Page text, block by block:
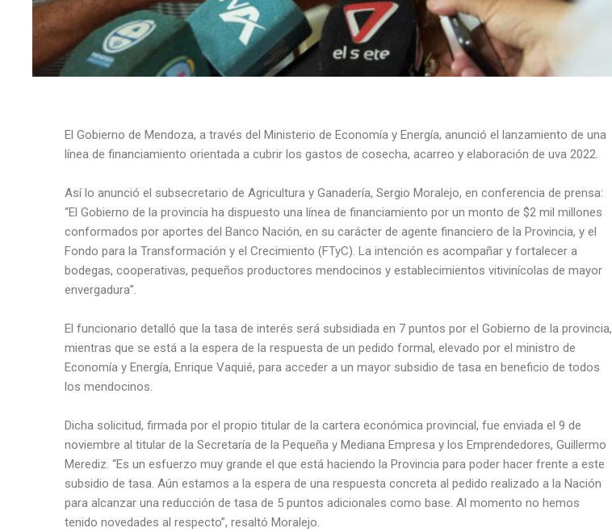
El Gobierno de Mendoza, a través del Ministerio de Economía y Energía, anunció el lanzamiento de una
línea de financiamiento orientada a cubrir los gastos de cosecha, acarreo y elaboración de uva 2022.
Así lo anunció el subsecretario de Agricultura y Ganadería, Sergio Moralejo, en conferencia de prensa:
“El Gobierno de la provincia ha dispuesto una línea de financiamiento por un monto de $2 mil millones
conformados por aportes del Banco Nación, en su carácter de agente financiero de la Provincia, y el
Fondo para la Transformación y el Crecimiento (FTyC). La intención es acompañar y fortalecer a
bodegas, cooperativas, pequeños productores mendocinos y establecimientos vitivinícolas de mayor
envergadura”.
El funcionario detalló que la tasa de interés será subsidiada en 7 puntos por el Gobierno de la provincia,
mientras que se está a la espera de la respuesta de un pedido formal, elevado por el ministro de
Economía y Energía, Enrique Vaquié, para acceder a un mayor subsidio de tasa en beneficio de todos
los mendocinos.
Dicha solicitud, firmada por el propio titular de la cartera económica provincial, fue enviada el 9 de
noviembre al titular de la Secretaría de la Pequeña y Mediana Empresa y los Emprendedores, Guillermo
Merediz. “Es un esfuerzo muy grande el que está haciendo la Provincia para poder hacer frente a este
subsidio de tasa. Aún estamos a la espera de una respuesta concreta al pedido realizado a la Nación
para alcanzar una reducción de tasa de 5 puntos adicionales como base. Al momento no hemos
tenido novedades al respecto”, resaltó Moralejo.